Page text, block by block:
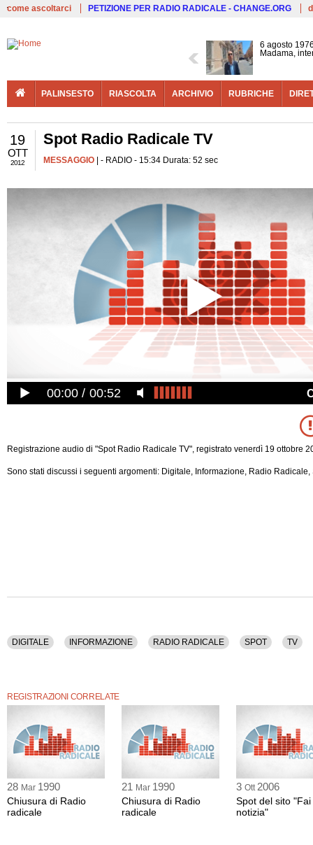
come ascoltarci PETIZIONE PER RADIO RADICALE - CHANGE.ORG
6 agosto
Madama,
PALINSESTO RIASCOLTA ARCHIVIO RUBRICHE
19
OTT
2012
Spot Radio Radicale TV
MESSAGGIO | - RADIO - 15:34 Durata: 52 sec
00:00 00:52
Registrazione audio di "Spot Radio Radicale TV", registrato venerdì 19 ottobre
Sono stati discussi i seguenti argomenti: Digitale, Informazione, Radio Radicale,
DIGITALE INFORMAZIONE RADIO RADICALE SPOT TV
REGISTRAZIONI CORRELATE
28 Mar 1990
Chiusura di Radio
radicale
21 Mar 1990
Chiusura di Radio
radicale
3 Ott 2006
Spot del sito "Fai
notizia"